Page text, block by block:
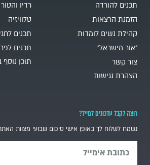
תכנים להורדה
הזמנת הרצאות
קהילת נשים לומדות
"אור מישראל"
צור קשר
הצהרת נגישות
רדיו
טלוויזיה
תכנים
תכנים
תוכן
רוצה לקבל עדכונים למייל?
נשמח לשלוח לך באופן אישי סיכום שבועי מצוות